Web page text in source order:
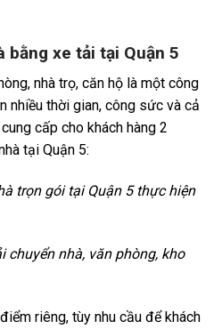
bằng xe tải tại Quận 5
nhà trọ, căn hộ là một công
nhiều thời gian, công sức và cả
cấp cho khách hàng 2
tại Quận 5:
trọn gói tại Quận 5 thực hiện
chuyển nhà, văn phòng, kho
riêng, tùy nhu cầu để khách